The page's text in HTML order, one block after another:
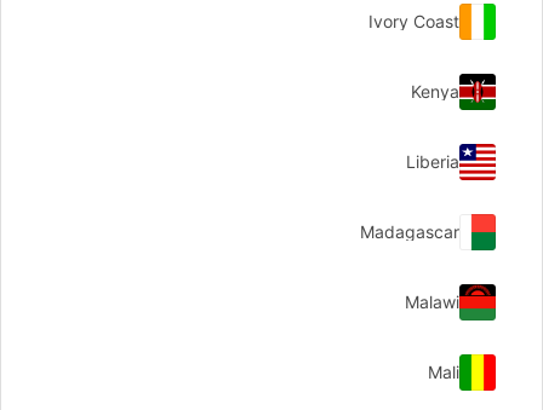
Ivory Coast
Kenya
Liberia
Madagascar
Malawi
Mali